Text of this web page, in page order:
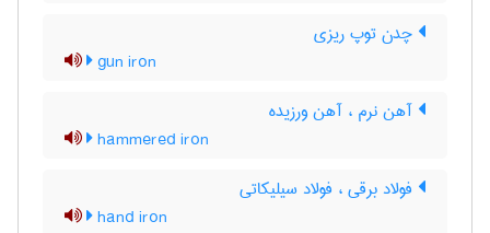
چدن توپ ریزی
gun iron
آهن نرم ، آهن ورزیده
hammered iron
فولاد برقی ، فولاد سیلیکاتی
hand iron